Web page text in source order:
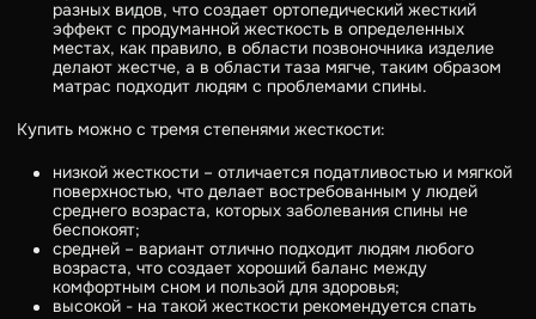
разных видов, что создает ортопедический жесткий
эффект с продуманной жесткость в определенных
местах, как правило, в области позвоночника изделие
делают жестче, а в области таза мягче, таким образом
матрас подходит людям с проблемами спины.
Купить можно с тремя степенями жесткости:
низкой жесткости – отличается податливостью и мягкой
поверхностью, что делает востребованным у людей
среднего возраста, которых заболевания спины не
беспокоят;
средней – вариант отлично подходит людям любого
возраста, что создает хороший баланс между
комфортным сном и пользой для здоровья;
высокой - на такой жесткости рекомендуется спать